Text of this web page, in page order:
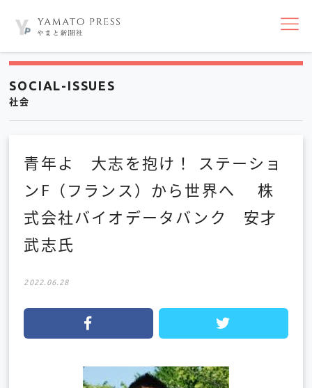
nav
SOCIAL-ISSUES
社会
青年よ 大志を抱け！ ステーショ
ンF（フランス）から世界へ 株
式会社バイオデータバンク 安才
武志氏
2022.06.28